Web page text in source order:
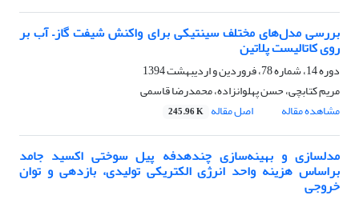
بررسی مدل‌های مختلف سینتیکی برای واکنش شیفت گاز– آب بر
روی کاتالیست پلاتین
دوره 14، شماره 78، فروردین و اردیبهشت 1394
مریم کتابچی، حسن پهلوانزاده، محمدرضا قاسمی
مشاهده مقاله
اصل مقاله 245.96 K
مدلسازی و بهینه‌سازی چندهدفه پیل سوختی اکسید جامد
براساس هزینه واحد انرژی الکتریکی تولیدی، بازدهی و توان
خروجی